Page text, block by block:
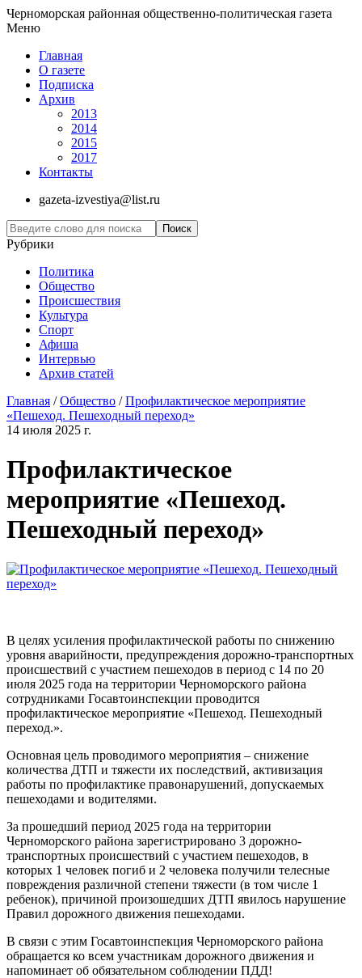
Черноморская районная общественно-политическая газета
Меню
Главная
О газете
Подписка
Архив
2013
2014
2015
2017
Контакты
gazeta-izvestiya@list.ru
Рубрики
Политика
Общество
Проиcшествия
Культура
Спорт
Афиша
Интервью
Архив статей
Главная /Общество /Профилактическое мероприятие
«Пешеход. Пешеходный переход»
14 июля 2025 г.
Профилактическое
мероприятие «Пешеход.
Пешеходный переход»
В целях усиления профилактической работы по снижению
уровня аварийности, предупреждения дорожно-транспортных
происшествий с участием пешеходов в период с 14 по 20
июля 2025 года на территории Черноморского района
сотрудниками Госавтоинспекции проводится
профилактическое мероприятие «Пешеход. Пешеходный
переход.».
Основная цель проводимого мероприятия – снижение
количества ДТП и тяжести их последствий, активизация
работы по профилактике правонарушений, допускаемых
пешеходами и водителями.
За прошедший период 2025 года на территории
Черноморского района зарегистрировано 3 дорожно-
транспортных происшествий с участием пешеходов, в
которых 1 человек погиб и 2 человека получили телесные
повреждения различной степени тяжести (в том числе 1
ребенок), причиной произошедших ДТП явилось нарушение
Правил дорожного движения пешеходами.
В связи с этим Госавтоинспекция Черноморского района
обращается ко всем участникам дорожного движения и
напоминает об обязательном соблюдении ПДД!